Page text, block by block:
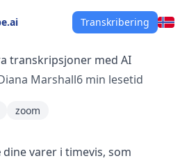
Transkribering
transkripsjoner med AI
Marshall6 min lesetid
zoom
dine varer i timevis, som